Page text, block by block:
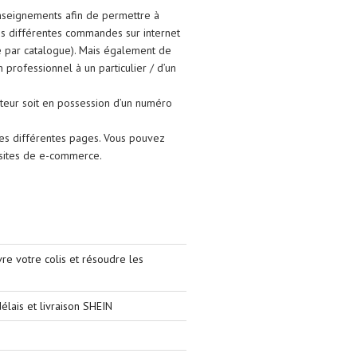
afin de permettre à
différentes commandes sur internet
catalogue). Mais également de
professionnel à un particulier / d’un
soit en possession d’un numéro
différentes pages. Vous pouvez
de e-commerce.
votre colis et résoudre les
et livraison SHEIN